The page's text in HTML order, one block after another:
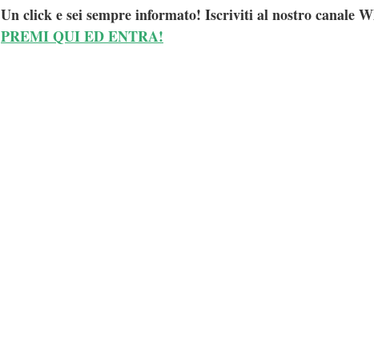
Un click e sei sempre informato! Iscriviti al nostro canale
PREMI QUI ED ENTRA!